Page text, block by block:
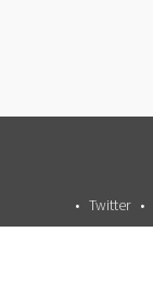
Twitter